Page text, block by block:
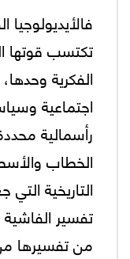
تكتسب قوتها
الفكرية
اجتماعية
رأسمالية
الخطاب
التاريخية
تفسير
من تفسيرها من